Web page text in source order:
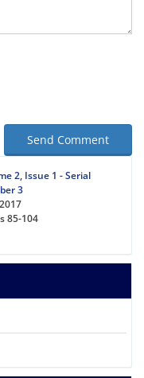
Send Comment
2, Issue 1 - Serial
3
85-104